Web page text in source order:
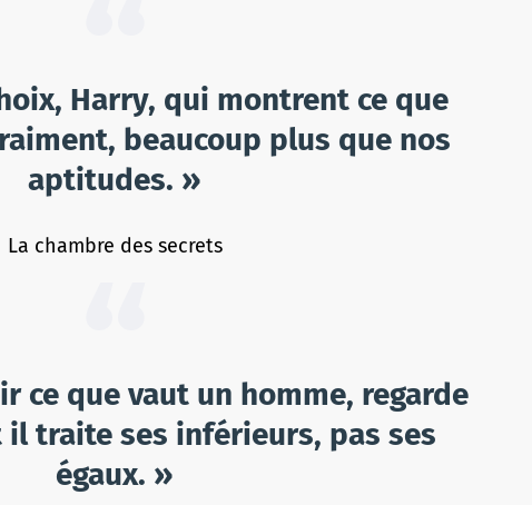
Harry, qui montrent ce que
beaucoup plus que nos
aptitudes. »
La chambre des secrets
ce que vaut un homme, regarde
il traite ses inférieurs, pas ses
égaux. »